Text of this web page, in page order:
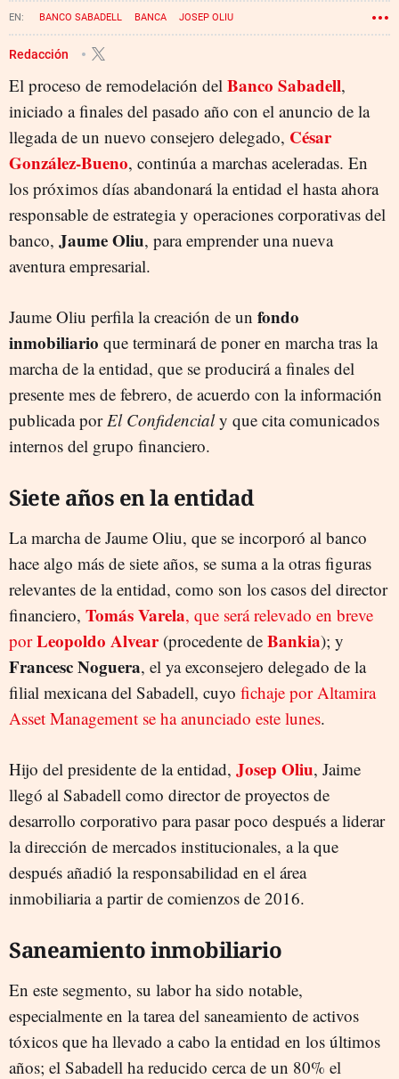
BANCO SABADELL BANCA JOSEP OLIU
CÉSAR GONZÁLEZ-BUENO
Redacción
El proceso de remodelación del Banco Sabadell,
iniciado a finales del pasado año con el anuncio de la
llegada de un nuevo consejero delegado, César
González-Bueno, continúa a marchas aceleradas. En
los próximos días abandonará la entidad el hasta ahora
responsable de estrategia y operaciones corporativas del
banco, Jaume Oliu, para emprender una nueva
aventura empresarial.
Jaume Oliu perfila la creación de un fondo
inmobiliario que terminará de poner en marcha tras la
marcha de la entidad, que se producirá a finales del
presente mes de febrero, de acuerdo con la información
publicada porEl Confidencialy que cita comunicados
internos del grupo financiero.
Siete años en la entidad
La marcha de Jaume Oliu, que se incorporó al banco
hace algo más de siete años, se suma a la otras figuras
relevantes de la entidad, como son los casos del director
financiero, Tomás Varela, que será relevado en breve
porLeopoldo Alvear(procedente de Bankia); y
Francesc Noguera, el ya exconsejero delegado de la
filial mexicana del Sabadell, cuyo fichaje por Altamira
Asset Management se ha anunciado este lunes.
Hijo del presidente de la entidad, Josep Oliu, Jaime
llegó al Sabadell como director de proyectos de
desarrollo corporativo para pasar poco después a liderar
la dirección de mercados institucionales, a la que
después añadió la responsabilidad en el área
inmobiliaria a partir de comienzos de 2016.
Saneamiento inmobiliario
En este segmento, su labor ha sido notable,
especialmente en la tarea del saneamiento de activos
tóxicos que ha llevado a cabo la entidad en los últimos
años; el Sabadell ha reducido cerca de un 80% el